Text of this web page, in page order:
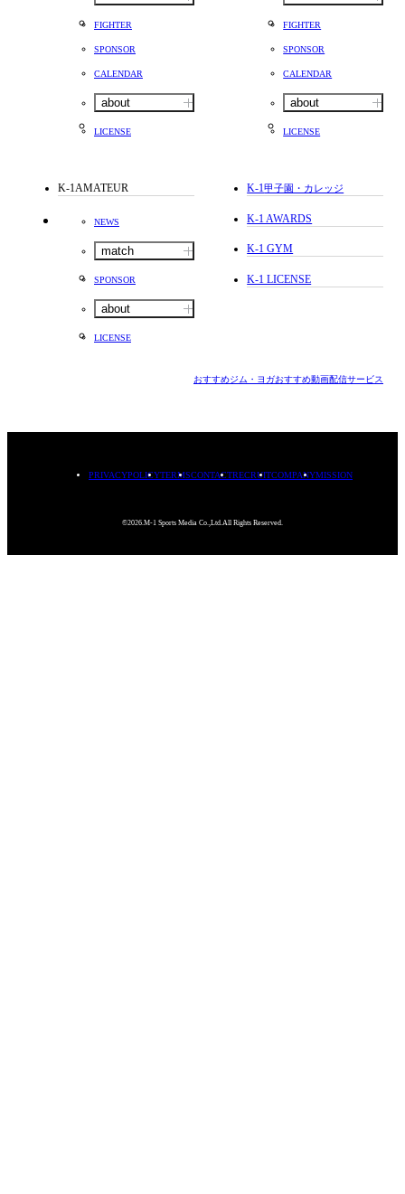
FIGHTER
SPONSOR
CALENDAR
about
LICENSE
FIGHTER
SPONSOR
CALENDAR
about
LICENSE
K-1AMATEUR
NEWS
match
SPONSOR
about
LICENSE
K-1甲子園・カレッジ
K-1 AWARDS
K-1 GYM
K-1 LICENSE
おすすめジム・ヨガおすすめ動画配信サービス
PRIVACYPOLICYTERMSCONTACTRECRUITCOMPANYMISSION
©2026.M-1 Sports Media Co.,Ltd.All Rights Reserved.